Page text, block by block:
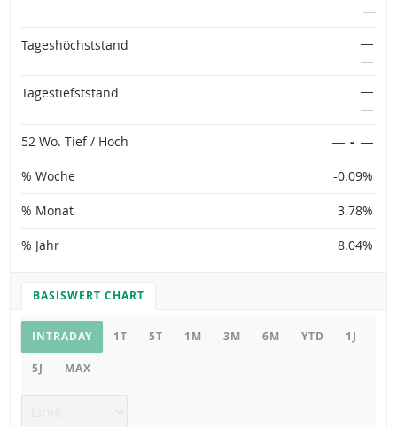
―
Tageshöchststand
―
―
Tagestiefststand
―
―
52 Wo. Tief / Hoch
― - ―
% Woche -0.09%
% Monat 3.78%
% Jahr 8.04%
BASISWERT CHART
Basiswert Chart
CHART EINSTELLUNGEN
INTRADAY
1T 5T 1M 3M 6M YTD 1J
5J MAX